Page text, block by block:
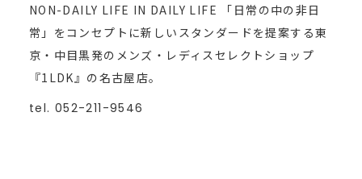
NON-DAILY LIFE IN DAILY LIFE 「日常の中の非日
常」をコンセプトに新しいスタンダードを提案する東
京・中目黒発のメンズ・レディスセレクトショップ
『1LDK』の名古屋店。
tel. 052-211-9546